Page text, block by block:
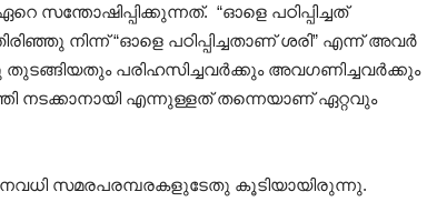
സന്തോഷിപ്പിക്കുന്നത്. “ഓളെ പഠിപ്പിച്ചത്
നിന്ന് “ഓളെ പഠിപ്പിച്ചതാണ് ശരി” എന്ന് അവർ
പരിഹസിച്ചവർക്കും അവഗണിച്ചവർക്കും
നടക്കാനായി എന്നുള്ളത് തന്നെയാണ് ഏറ്റവും
സമരപരമ്പരകളുടേതു കൂടിയായിരുന്നു.